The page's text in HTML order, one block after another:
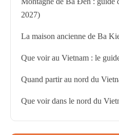
2027)
La maison ancienne de Ba
Que voir au Vietnam : le
Quand partir au nord du
Que voir dans le nord du